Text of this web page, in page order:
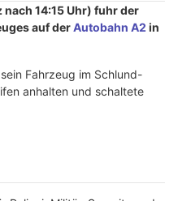
14:15 Uhr) fuhr der
auf derAutobahn A2 in
Fahrzeug im Schlund-
anhalten und schaltete